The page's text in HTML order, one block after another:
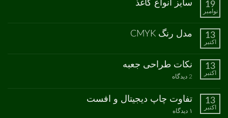
چاپ
نشده
19
نوامبر
سایز انواع کاغذ
سایز
نشده
13
اکتبر
مدل رنگ CMYK
برای
مدل
رنگ
CMYK
ثبت
نشده
13
اکتبر
نکات طراحی جعبه
2 دیدگاه
برای
جعبه
13
اکتبر
تفاوت چاپ دیجیتال و افست
۱ دیدگاه
برای